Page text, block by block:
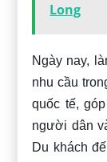
Long
Ngày nay,
nhu cầu
quốc tế,
người dân
Du khách